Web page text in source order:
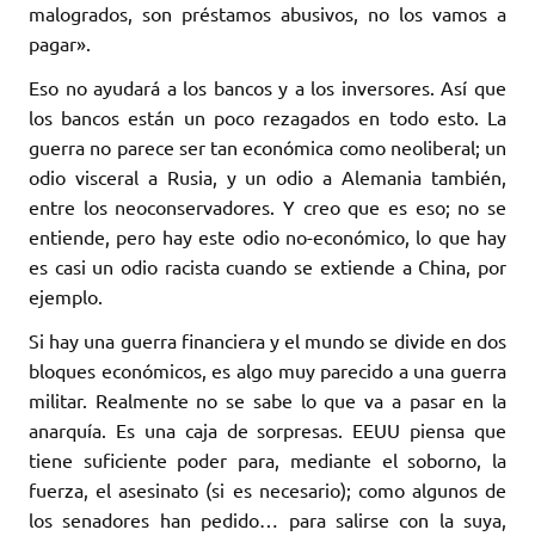
malogrados, son préstamos abusivos, no los vamos a
pagar».
Eso no ayudará a los bancos y a los inversores. Así que
los bancos están un poco rezagados en todo esto. La
guerra no parece ser tan económica como neoliberal; un
odio visceral a Rusia, y un odio a Alemania también,
entre los neoconservadores. Y creo que es eso; no se
entiende, pero hay este odio no-económico, lo que hay
es casi un odio racista cuando se extiende a China, por
ejemplo.
Si hay una guerra financiera y el mundo se divide en dos
bloques económicos, es algo muy parecido a una guerra
militar. Realmente no se sabe lo que va a pasar en la
anarquía. Es una caja de sorpresas. EEUU piensa que
tiene suficiente poder para, mediante el soborno, la
fuerza, el asesinato (si es necesario); como algunos de
los senadores han pedido… para salirse con la suya,